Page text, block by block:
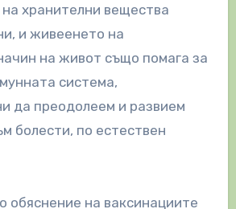
на хранителни вещества
и живеенето на
на живот също помага за
система,
да преодолеем и развием
болести, по естествен
обяснение на ваксинациите